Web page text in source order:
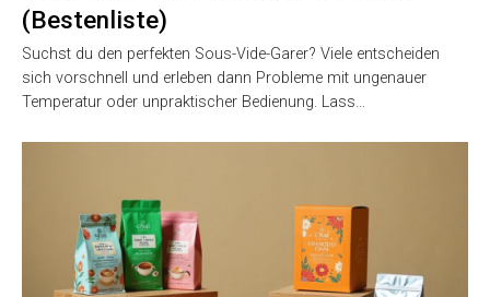
(Bestenliste)
Suchst du den perfekten Sous-Vide-Garer? Viele entscheiden
sich vorschnell und erleben dann Probleme mit ungenauer
Temperatur oder unpraktischer Bedienung. Lass…